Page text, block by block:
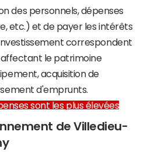
des personnels, dépenses
etc.) et de payer les intérêts
correspondent
le patrimoine
acquisition de
d'emprunts.
sont les plus élevées
de Villedieu-